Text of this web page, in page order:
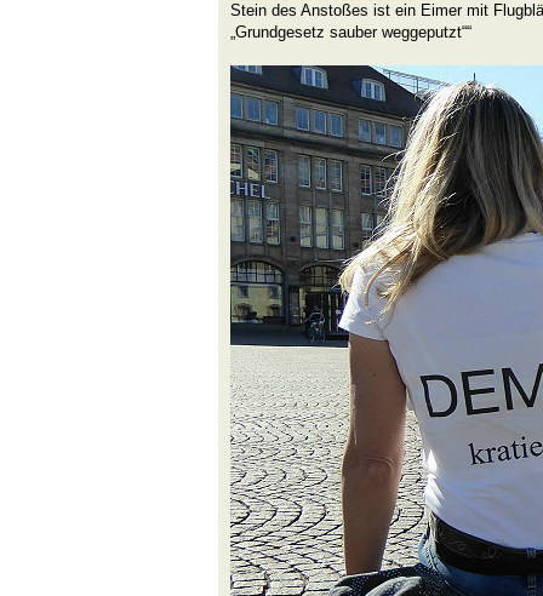
Stein des Anstoßes ist ein Eimer mit
„Grundgesetz sauber weggeputzt““